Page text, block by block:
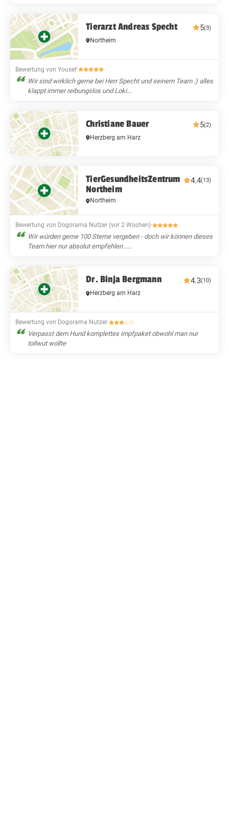
Tierarzt Andreas Specht 5(3)
Northeim
Bewertung von Yousef·
Wir sind wirklich gerne bei Herr Specht und seinem Team :) alles
klappt immer reibungslos und Loki...
Christiane Bauer 5(2)
Herzberg am Harz
TierGesundheitsZentrum
Northeim
4.4(13)
Northeim
Bewertung von Dogorama Nutzer (vor 2 Wochen)·
Wir würden gerne 100 Sterne vergeben - doch wir können dieses
Team hier nur absolut empfehlen......
Dr. Binja Bergmann 4.3(10)
Herzberg am Harz
Bewertung von Dogorama Nutzer·
Verpasst dem Hund komplettes impfpaket obwohl man nur
tollwut wollte